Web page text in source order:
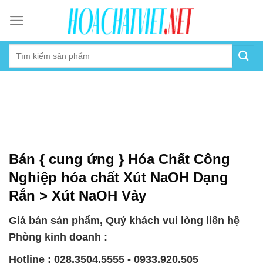
content
Bán { cung ứng } Hóa Chất Công
Nghiệp hóa chất Xút NaOH Dạng
Rắn > Xút NaOH Vảy
Giá bán sản phẩm, Quý khách vui lòng liên hệ
Phòng kinh doanh :
Hotline : 028.3504.5555 - 0933.920.505